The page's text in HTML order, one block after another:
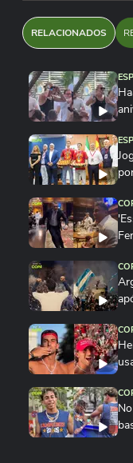
RELACIONADOS